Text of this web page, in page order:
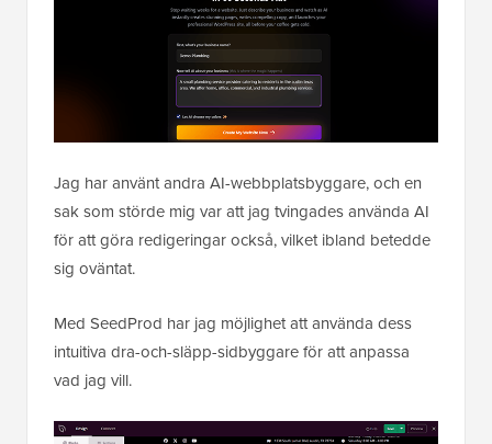
Jag har använt andra AI-webbplatsbyggare, och en
sak som störde mig var att jag tvingades använda AI
för att göra redigeringar också, vilket ibland betedde
sig oväntat.
Med SeedProd har jag möjlighet att använda dess
intuitiva dra-och-släpp-sidbyggare för att anpassa
vad jag vill.